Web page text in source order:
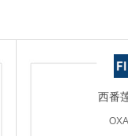
西番